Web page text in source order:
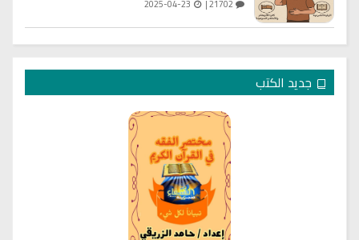
جديد الكتب